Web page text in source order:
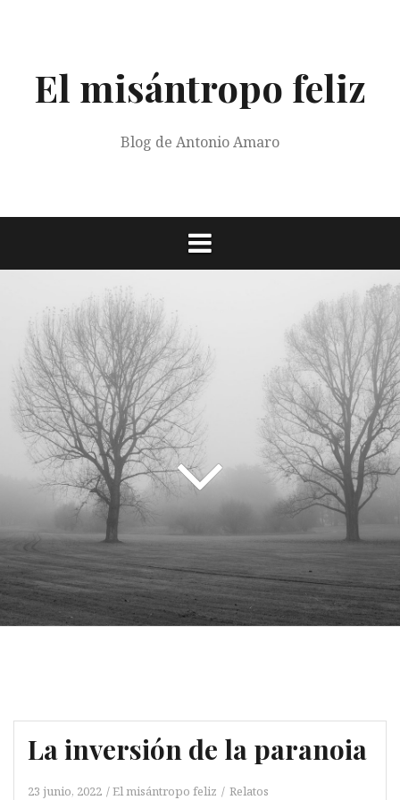
El misántropo feliz
Blog de Antonio Amaro
La inversión de la paranoia
23 junio, 2022 El misántropo feliz Relatos